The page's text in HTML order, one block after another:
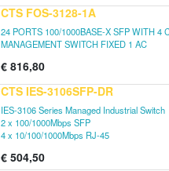
CTS FOS-3128-1A
24 PORTS 100/1000BASE-X SFP WITH 4
MANAGEMENT SWITCH FIXED 1 AC
€ 816,80
CTS IES-3106SFP-DR
IES-3106 Series Managed Industrial Switch
2 x 100/1000Mbps SFP
4 x 10/100/1000Mbps RJ-45
€ 504,50